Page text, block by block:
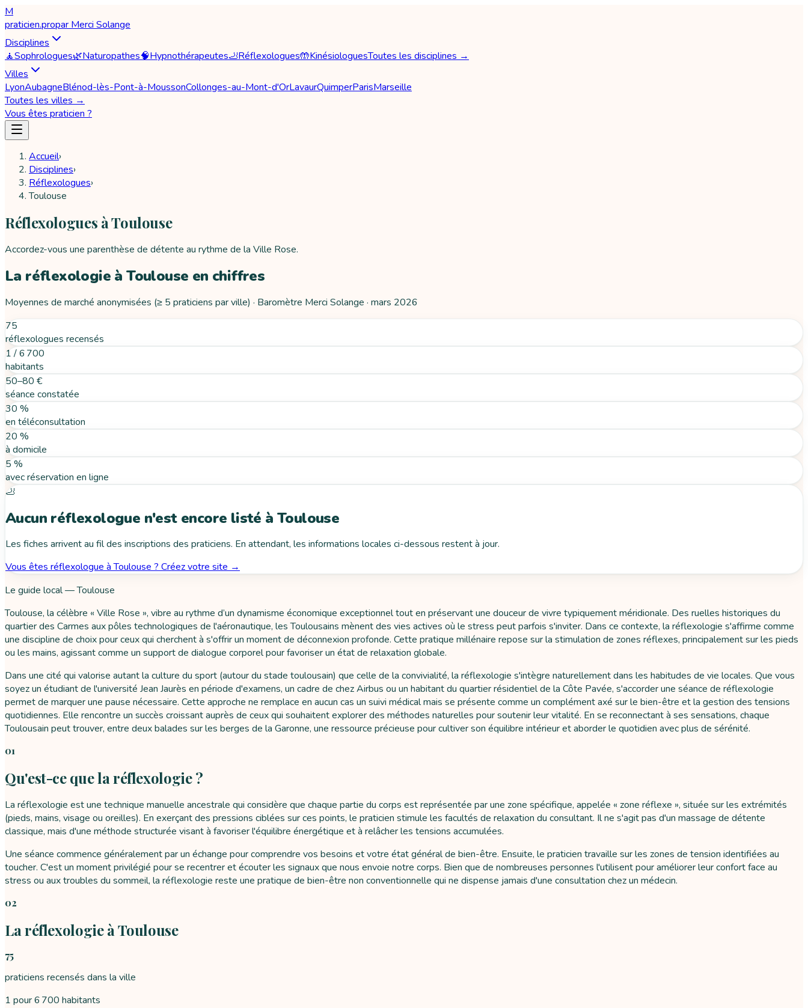
M
praticien.propar Merci Solange
Disciplines
🧘Sophrologues🌿Naturopathes🧠Hypnothérapeutes🦶Réflexologues🤲KinésiologuesToutes les disciplines →
Villes
LyonAubagneBlénod-lès-Pont-à-MoussonCollonges-au-Mont-d'OrLavaurQuimperParisMarseille
Toutes les villes →
Vous êtes praticien ?
Accueil›
Disciplines›
Réflexologues›
Toulouse
Réflexologues à Toulouse
Accordez-vous une parenthèse de détente au rythme de la Ville Rose.
La réflexologie àToulouse en chiffres
Moyennes de marché anonymisées (≥ 5 praticiens par ville) · Baromètre Merci Solange · mars 2026
75
réflexologues recensés
1 / 6 700
habitants
50–80 €
séance constatée
30 %
en téléconsultation
20 %
à domicile
5 %
avec réservation en ligne
🦶
Aucun réflexologue n'est encore listé à Toulouse
Les fiches arrivent au fil des inscriptions des praticiens. En attendant, les informations locales ci-dessous restent à jour.
Vous êtes réflexologue à Toulouse ? Créez votre site →
Le guide local — Toulouse
Toulouse, la célèbre « Ville Rose », vibre au rythme d’un dynamisme économique exceptionnel tout en préservant une douceur de vivre typiquement méridionale. Des ruelles historiques du
quartier des Carmes aux pôles technologiques de l'aéronautique, les Toulousains mènent des vies actives où le stress peut parfois s'inviter. Dans ce contexte, la réflexologie s'affirme comme
une discipline de choix pour ceux qui cherchent à s'offrir un moment de déconnexion profonde. Cette pratique millénaire repose sur la stimulation de zones réflexes, principalement sur les pieds
ou les mains, agissant comme un support de dialogue corporel pour favoriser un état de relaxation globale.
Dans une cité qui valorise autant la culture du sport (autour du stade toulousain) que celle de la convivialité, la réflexologie s'intègre naturellement dans les habitudes de vie locales. Que vous
soyez un étudiant de l'université Jean Jaurès en période d'examens, un cadre de chez Airbus ou un habitant du quartier résidentiel de la Côte Pavée, s'accorder une séance de réflexologie
permet de marquer une pause nécessaire. Cette approche ne remplace en aucun cas un suivi médical mais se présente comme un complément axé sur le bien-être et la gestion des tensions
quotidiennes. Elle rencontre un succès croissant auprès de ceux qui souhaitent explorer des méthodes naturelles pour soutenir leur vitalité. En se reconnectant à ses sensations, chaque
Toulousain peut trouver, entre deux balades sur les berges de la Garonne, une ressource précieuse pour cultiver son équilibre intérieur et aborder le quotidien avec plus de sérénité.
01
Qu'est-ce que la réflexologie ?
La réflexologie est une technique manuelle ancestrale qui considère que chaque partie du corps est représentée par une zone spécifique, appelée « zone réflexe », située sur les extrémités
(pieds, mains, visage ou oreilles). En exerçant des pressions ciblées sur ces points, le praticien stimule les facultés de relaxation du consultant. Il ne s'agit pas d'un massage de détente
classique, mais d'une méthode structurée visant à favoriser l'équilibre énergétique et à relâcher les tensions accumulées.
Une séance commence généralement par un échange pour comprendre vos besoins et votre état général de bien-être. Ensuite, le praticien travaille sur les zones de tension identifiées au
toucher. C'est un moment privilégié pour se recentrer et écouter les signaux que nous envoie notre corps. Bien que de nombreuses personnes l'utilisent pour améliorer leur confort face au
stress ou aux troubles du sommeil, la réflexologie reste une pratique de bien-être non conventionnelle qui ne dispense jamais d'une consultation chez un médecin.
02
La réflexologie à Toulouse
75
praticiens recensés dans la ville
1 pour 6 700 habitants